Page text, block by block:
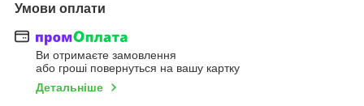
Умови оплати
Ви отримаєте замовлення
або гроші повернуться на вашу картку
Детальніше